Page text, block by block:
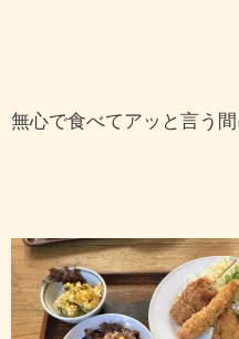
無心で食べてアッと言う間